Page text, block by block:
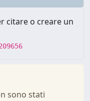
citare o creare un
sono stati